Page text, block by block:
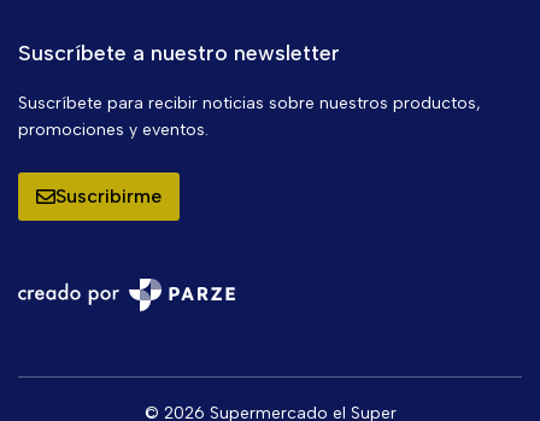
Suscríbete a nuestro newsletter
Suscríbete para recibir noticias sobre nuestros productos,
promociones y eventos.
Suscribirme
© 2026 Supermercado el Super